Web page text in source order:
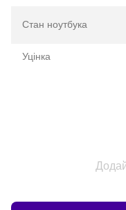
Стан ноутбука
Уцінка